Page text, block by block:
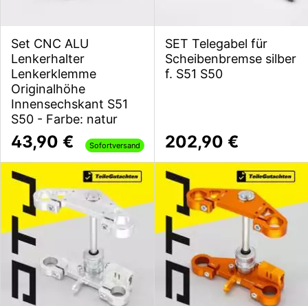
Set CNC ALU
Lenkerhalter
Lenkerklemme
Originalhöhe
Innensechskant S51
S50 - Farbe: natur
43,90 € Sofortversand
SET Telegabel für
Scheibenbremse silber
f. S51 S50
202,90 €